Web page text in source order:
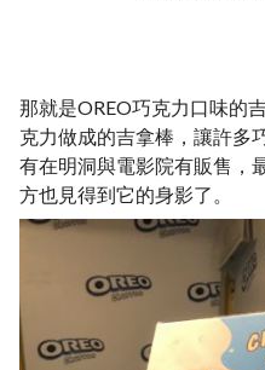
那就是OREO巧克力口味的
克力做成的吉拿棒，讓許多
有在明洞與電影院有販售，
方也見得到它的身影了。